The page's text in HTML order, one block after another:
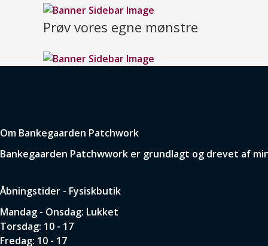
Prøv vores egne mønstre
Om Bankegaarden Patchwork
Bankegaarden Patchwwork er grundlagt og drevet af
Åbningstider - Fysiskbutik
Mandag - Onsdag: Lukket
Torsdag: 10 - 17
Fredag: 10 - 17